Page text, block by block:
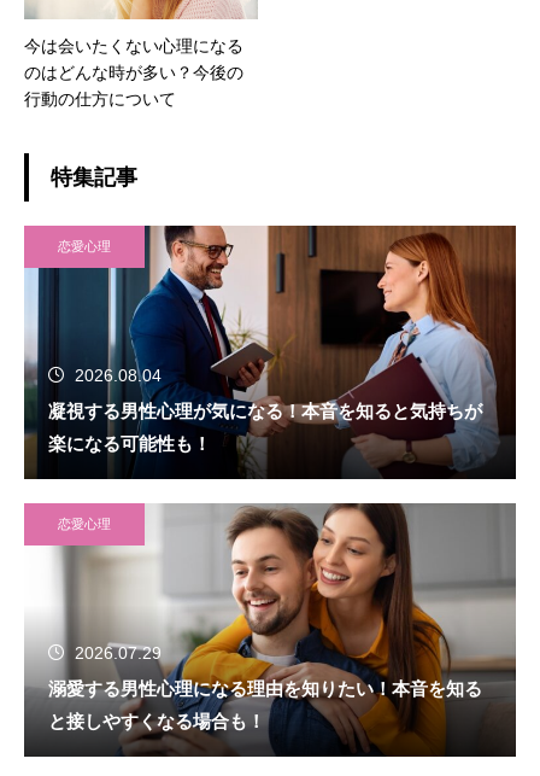
今は会いたくない心理になる
のはどんな時が多い？今後の
行動の仕方について
特集記事
恋愛心理
2026.08.04
凝視する男性心理が気になる！本音を知ると気持ちが
楽になる可能性も！
恋愛心理
2026.07.29
溺愛する男性心理になる理由を知りたい！本音を知る
と接しやすくなる場合も！